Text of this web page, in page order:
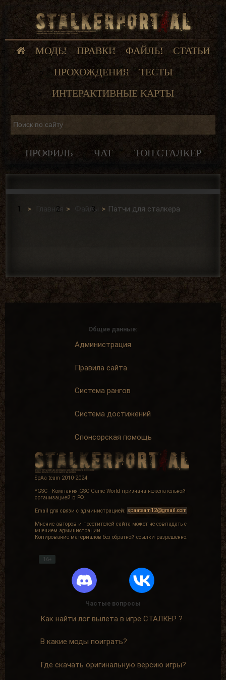
МОДЫ ПРАВКИ ФАЙЛЫ
СТАТЬИ
ПРОХОЖДЕНИЯ
ТЕСТЫ
ИНТЕРАКТИВНЫЕ КАРТЫ
ПРОФИЛЬ ЧАТ ТОП СТАЛКЕР
Главная Файлы Патчи для сталкера
Общие данные:
Администрация
Правила сайта
Система рангов
Система достижений
Спонсорская помощь
SpAa team 2010-2024
*GSC - Компания GSC Game World признана нежелательной
организацией в РФ.
Email для связи с администрацией: spaateam12@gmail.com
Мнение авторов и посетителей сайта может не совпадать с
мнением администрации.
Копирование материалов без обратной ссылки разрешенно.
16+
Частые вопросы
Как найти лог вылета в игре СТАЛКЕР ?
В какие моды поиграть?
Где скачать оригинальную версию игры?